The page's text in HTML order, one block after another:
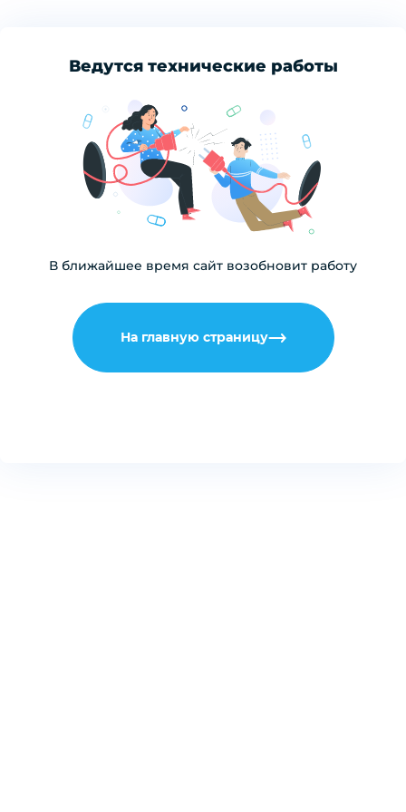
Ведутся технические работы
В ближайшее время сайт возобновит работу
На главную страницу